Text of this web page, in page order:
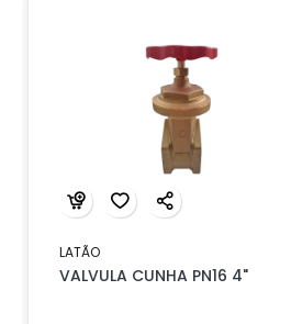
LATÃO
VALVULA CUNHA PN16 4"